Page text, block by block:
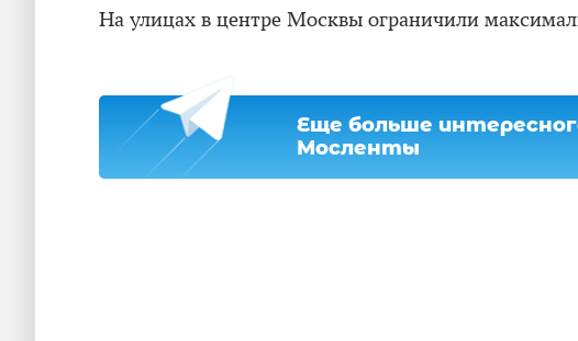
На улицах в центре Москвы ограничили
Еще больше
Мосленты